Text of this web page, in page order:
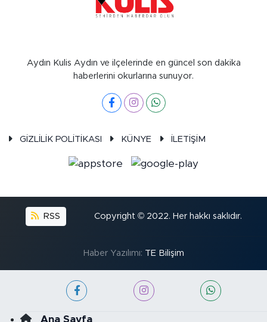
Aydın Kulis Aydın ve ilçelerinde en güncel son dakika
haberlerini okurlarına sunuyor.
GİZLİLİK POLİTİKASI KÜNYE İLETİŞİM
RSS Copyright © 2022. Her hakkı saklıdır.
Haber Yazılımı: TE Bilişim
Ana Sayfa